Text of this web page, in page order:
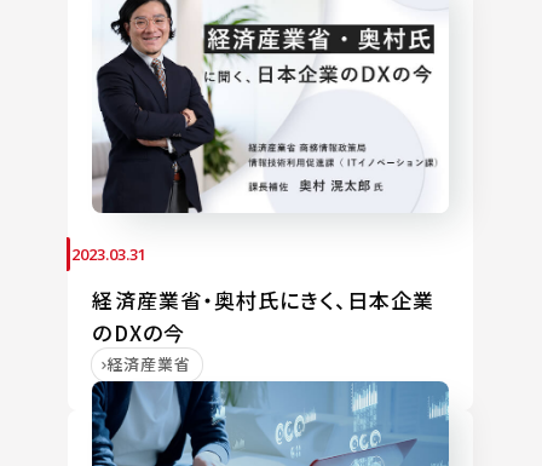
2023.03.31
経済産業省・奥村氏にきく、日本企業
のDXの今
経済産業省